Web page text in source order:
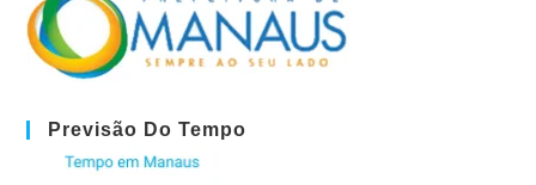
Previsão Do Tempo